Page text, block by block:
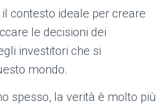
contesto ideale per creare
le decisioni dei
investitori che si
mondo.
spesso, la verità è molto più